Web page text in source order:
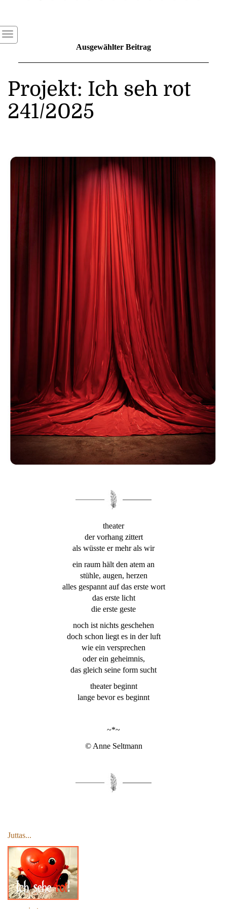
Ausgewählter Beitrag
Projekt: Ich seh rot
241/2025
theater
der vorhang zittert
als wüsste er mehr als wir
ein raum hält den atem an
stühle, augen, herzen
alles gespannt auf das erste wort
das erste licht
die erste geste
noch ist nichts geschehen
doch schon liegt es in der luft
wie ein versprechen
oder ein geheimnis,
das gleich seine form sucht
theater beginnt
lange bevor es beginnt
~*~
© Anne Seltmann
Juttas...